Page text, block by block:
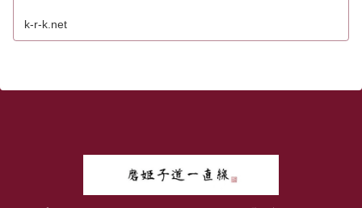
k-r-k.net